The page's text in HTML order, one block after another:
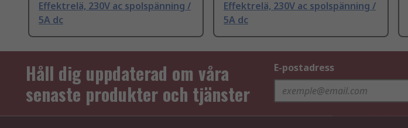
Effektrelä, 230V ac spolspänning /
5A dc
Effektrelä, 230V ac spolspänning /
5A dc
Håll dig uppdaterad om våra
senaste produkter och tjänster
E-postadress